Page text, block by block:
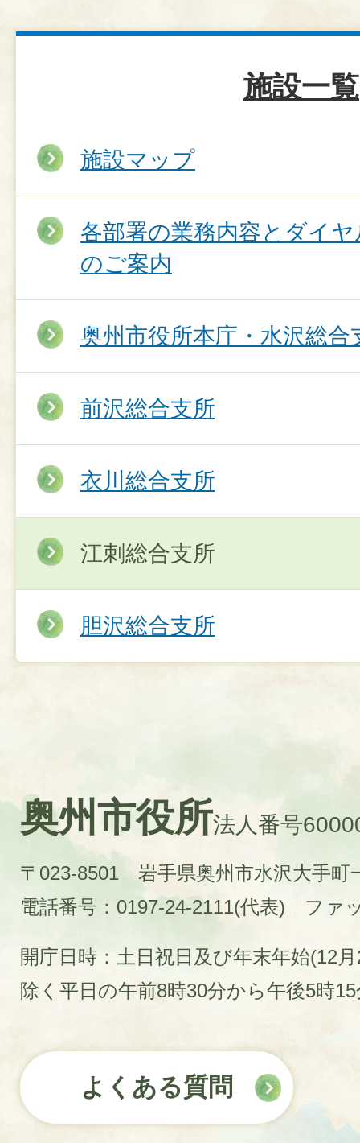
施設一覧
施設マップ
各部署の業務内容とダイ
のご案内
奥州市役所本庁・水沢総合
前沢総合支所
衣川総合支所
江刺総合支所
胆沢総合支所
奥州市役所法人番号
〒023-8501 岩手県奥州市水沢大手町
電話番号：0197-24-2111(代表)
ファ
開庁日時：土日祝日及び年末年始(12
除く平日の午前8時30分から午後5時
よくある質問